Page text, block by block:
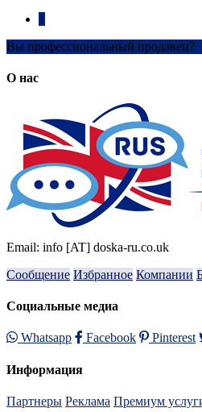
Вы профессиональный продавец?
О нас
Email: info [AT] doska-ru.co.uk
Сообщение Избранное Компании
Социальные медиа
Whatsapp Facebook Pinterest
Информация
Партнеры Реклама Премиум